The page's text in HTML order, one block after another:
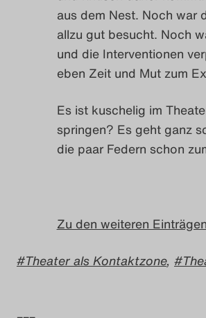
aus dem Nest. Noch war
allzu gut besucht. Noch
und die Interventionen
eben Zeit und Mut zum
Es ist kuschelig im
springen? Es geht ganz
die paar Federn schon
Zu den weiteren
Theater als Kontaktzone,